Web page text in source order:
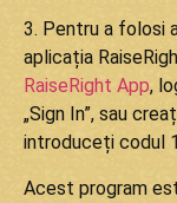
3. Pentru a folosi
aplicația
RaiseRight App,
„Sign In”, sau
introduceți codul
Acest program